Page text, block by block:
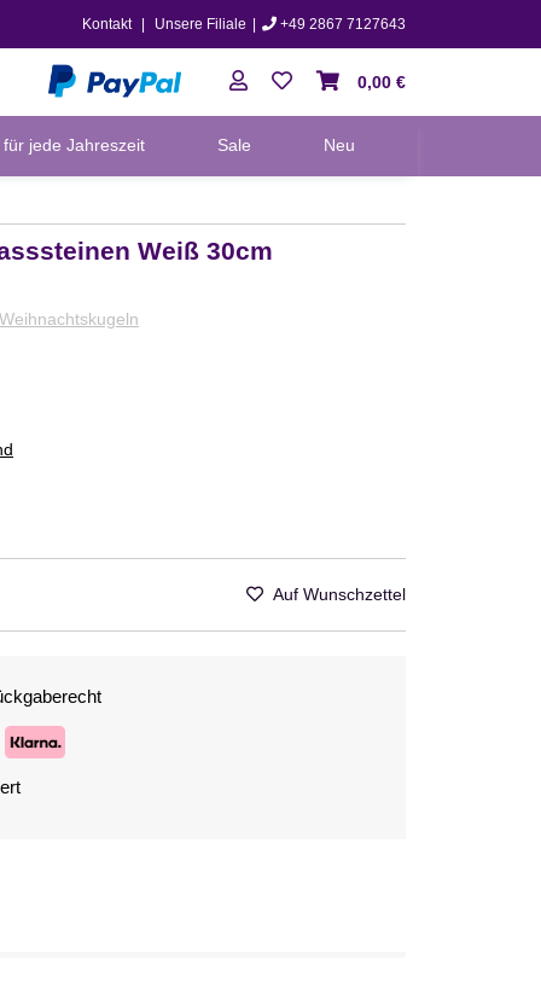
Kontakt Unsere Filiale +49 2867 7127643
0,00 €
für jede Jahreszeit Sale Neu
Weiß 30cm
Weihnachtskugeln
Auf Wunschzettel